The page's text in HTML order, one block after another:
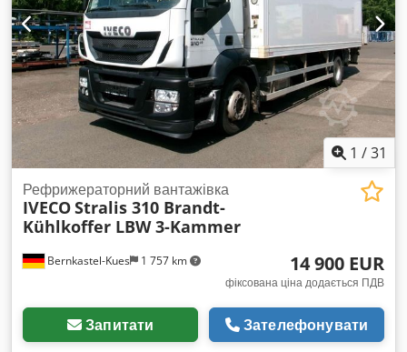
1 /31
Bernkastel-Kues 1 757 km
Рефрижераторний вантажівка
IVECOStralis 310 Brandt-
Kühlkoffer LBW 3-Kammer
14 900 EUR
фіксована ціна додається ПДВ
Запитати Зателефонувати